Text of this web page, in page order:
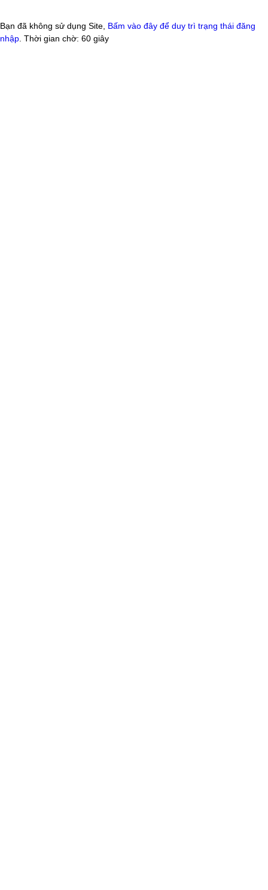
Bạn đã không sử dụng Site, Bấm vào đây để duy trì trạng thái đăng
nhập . Thời gian chờ: 60 giây